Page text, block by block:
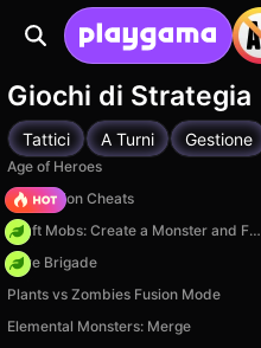
Giochi di Strategia
Tattici A Turni Gestione
Age of Heroes
PVZ Fusion Cheats
Craft Mobs: Create a Monster and Fight!
Core Brigade
Plants vs Zombies Fusion Mode
Elemental Monsters: Merge